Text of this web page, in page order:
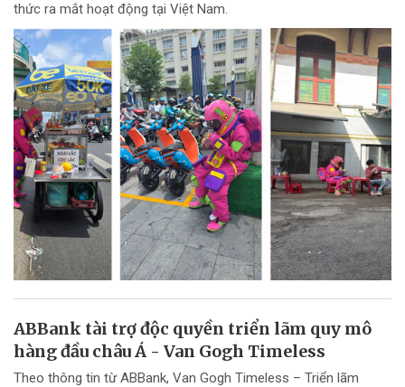
thức ra mắt hoạt động tại Việt Nam.
ABBank tài trợ độc quyền triển lãm quy mô
hàng đầu châu Á - Van Gogh Timeless
Theo thông tin từ ABBank, Van Gogh Timeless – Triển lãm